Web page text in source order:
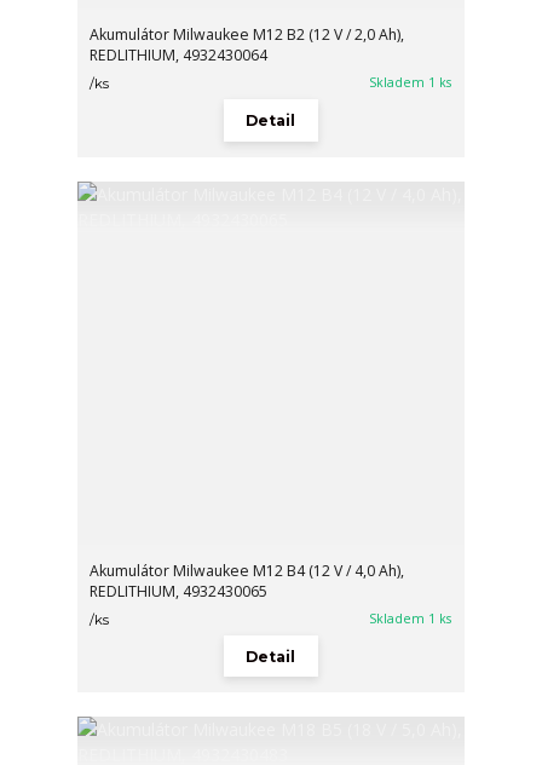
Akumulátor Milwaukee M12 B2 (12 V / 2,0 Ah),
REDLITHIUM, 4932430064
/ks Skladem 1 ks
Detail
Akumulátor Milwaukee M12 B4 (12 V / 4,0 Ah),
REDLITHIUM, 4932430065
/ks Skladem 1 ks
Detail